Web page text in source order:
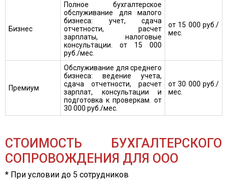
Бизнес
Полное бухгалтерское
обслуживание для малого
бизнеса: учет, сдача
отчетности, расчет
зарплаты, налоговые
консультации. от 15 000
руб./мес.
от 15 000 руб./
мес.
Премиум
Обслуживание для среднего
бизнеса: ведение учета,
сдача отчетности, расчет
зарплат, консультации и
подготовка к проверкам. от
30 000 руб./мес.
от 30 000 руб./
мес.
СТОИМОСТЬ БУХГАЛТЕРСКОГО
СОПРОВОЖДЕНИЯ ДЛЯ ООО
* При условии до 5 сотрудников